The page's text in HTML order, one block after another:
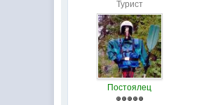
Турист
Постоялец